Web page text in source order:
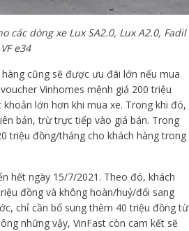
dòng xe Lux SA2.0, Lux A2.0, Fadil
e34
cũng sẽ được ưu đãi lớn nếu mua
Vinhomes mệnh giá 200 triệu
lớn hơn khi mua xe. Trong khi đó,
bản, trừ trực tiếp vào giá bán. Trong
triệu đồng/tháng cho khách hàng trong
hết ngày 15/7/2021. Theo đó, khách
đồng và không hoàn/huỷ/đổi sang
chỉ cần bổ sung thêm 40 triệu đồng từ
những vậy, VinFast còn cam kết sẽ